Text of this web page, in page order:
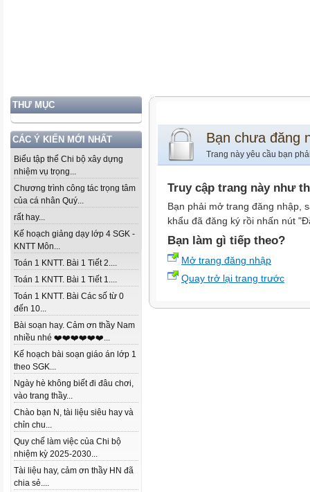
THƯ MỤC
CÁC Ý KIẾN MỚI NHẤT
Biểu tập thể Chi bộ xây dựng
nhiệm vụ trọng...
Chương trình công tác trọng tâm
của cá nhân Quý...
rất hay...
Kế hoạch giảng dạy lớp 4 SGK -
KNTT Môn...
Toán 1 KNTT. Bài 1 Tiết 2....
Toán 1 KNTT. Bài 1 Tiết 1....
Toán 1 KNTT. Bài Các số từ 0
đến 10...
Bài soạn hay. Cảm ơn thầy Nam
nhiều nhé ❤️❤️❤️❤️❤️❤️...
Kế hoạch bài soạn giáo án lớp 1
theo SGK...
Ngày hè không biết đi đâu chơi,
vào trang thầy...
Chào bạn N, tài liệu siêu hay và
chỉn chu...
Quy chế làm việc của Chi bộ
nhiệm kỳ 2025-2030...
Tài liệu hay, cảm ơn thầy HN đã
chia sẻ....
Bạn chưa đăng
Trang này yêu cầu bạn
Truy cập trang này như
Bạn phải mở trang đăng nhập,
khẩu đã đăng ký rồi nhấn nút
Bạn làm gì tiếp theo?
Mở trang đăng nhập
Quay trở lại trang trước